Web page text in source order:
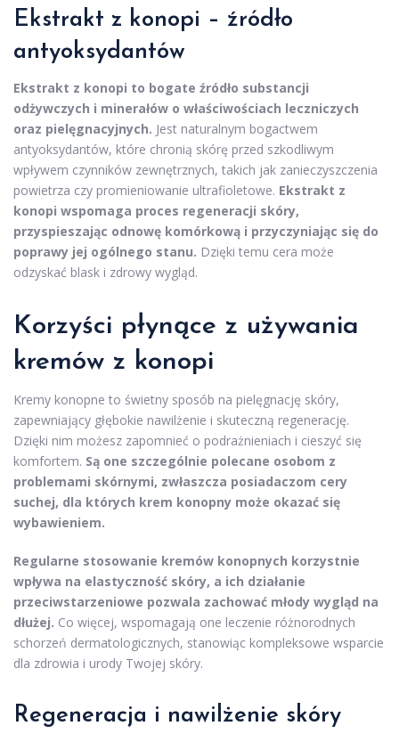
Ekstrakt z konopi – źródło
antyoksydantów
Ekstrakt z konopi to bogate źródło substancji
odżywczych i minerałów o właściwościach leczniczych
oraz pielęgnacyjnych. Jest naturalnym bogactwem
antyoksydantów, które chronią skórę przed szkodliwym
wpływem czynników zewnętrznych, takich jak zanieczyszczenia
powietrza czy promieniowanie ultrafioletowe. Ekstrakt z
konopi wspomaga proces regeneracji skóry,
przyspieszając odnowę komórkową i przyczyniając się do
poprawy jej ogólnego stanu. Dzięki temu cera może
odzyskać blask i zdrowy wygląd.
Korzyści płynące z używania
kremów z konopi
Kremy konopne to świetny sposób na pielęgnację skóry,
zapewniający głębokie nawilżenie i skuteczną regenerację.
Dzięki nim możesz zapomnieć o podrażnieniach i cieszyć się
komfortem. Są one szczególnie polecane osobom z
problemami skórnymi, zwłaszcza posiadaczom cery
suchej, dla których krem konopny może okazać się
wybawieniem.
Regularne stosowanie kremów konopnych korzystnie
wpływa na elastyczność skóry, a ich działanie
przeciwstarzeniowe pozwala zachować młody wygląd na
dłużej. Co więcej, wspomagają one leczenie różnorodnych
schorzeń dermatologicznych, stanowiąc kompleksowe wsparcie
dla zdrowia i urody Twojej skóry.
Regeneracja i nawilżenie skóry